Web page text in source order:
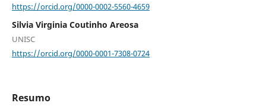
https://orcid.org/0000-0002-5560-4659
Silvia Virginia Coutinho Areosa
UNISC
https://orcid.org/0000-0001-7308-0724
Resumo